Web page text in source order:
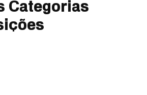
Categorias